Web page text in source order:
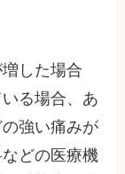
した場合
る場合、あ
強い痛みが
どの医療機